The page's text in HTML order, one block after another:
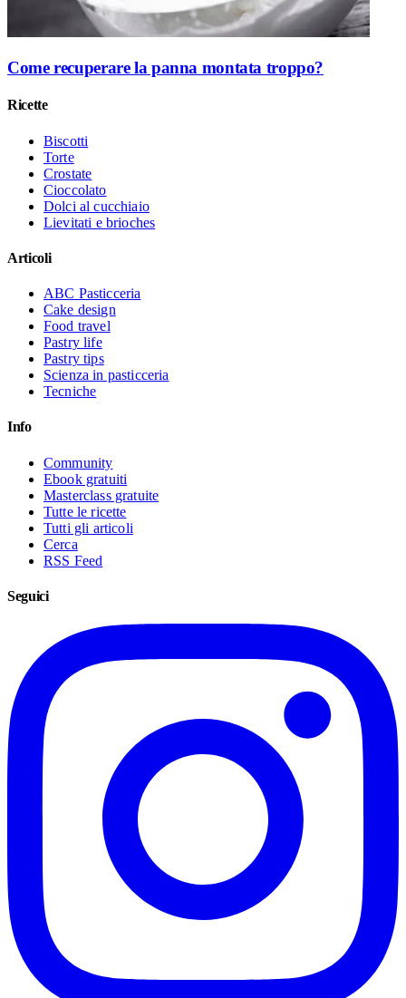
Come recuperare la panna montata troppo?
Ricette
Biscotti
Torte
Crostate
Cioccolato
Dolci al cucchiaio
Lievitati e brioches
Articoli
ABC Pasticceria
Cake design
Food travel
Pastry life
Pastry tips
Scienza in pasticceria
Tecniche
Info
Community
Ebook gratuiti
Masterclass gratuite
Tutte le ricette
Tutti gli articoli
Cerca
RSS Feed
Seguici